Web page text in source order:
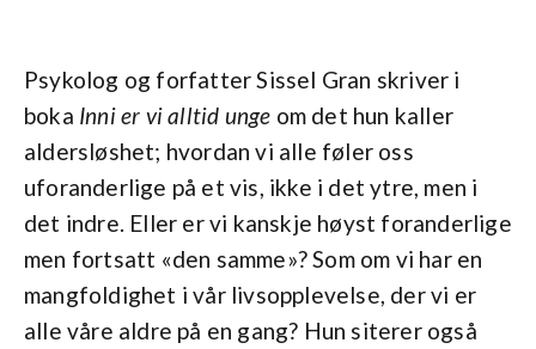
Psykolog og forfatter Sissel Gran skriver i
boka Inni er vi alltid unge om det hun kaller
aldersløshet; hvordan vi alle føler oss
uforanderlige på et vis, ikke i det ytre, men i
det indre. Eller er vi kanskje høyst foranderlige
men fortsatt «den samme»? Som om vi har en
mangfoldighet i vår livsopplevelse, der vi er
alle våre aldre på en gang? Hun siterer også